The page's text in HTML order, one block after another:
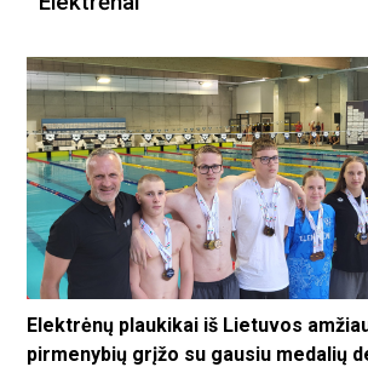
Elektrėnų plaukikai iš Lietuvos
pirmenybių grįžo su gausiu medalių